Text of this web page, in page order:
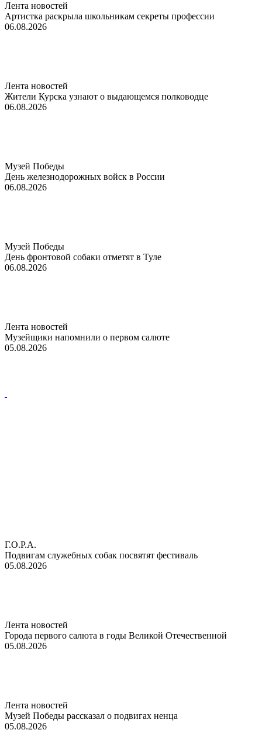
Лента новостей
Артистка раскрыла школьникам секреты профессии
06.08.2026
Лента новостей
Жители Курска узнают о выдающемся полководце
06.08.2026
Музей Победы
День железнодорожных войск в России
06.08.2026
Музей Победы
День фронтовой собаки отметят в Туле
06.08.2026
Лента новостей
Музейщики напомнили о первом салюте
05.08.2026
Г.О.Р.А.
Подвигам служебных собак посвятят фестиваль
05.08.2026
Лента новостей
Города первого салюта в годы Великой Отечественной
05.08.2026
Лента новостей
Музей Победы рассказал о подвигах ненца
05.08.2026